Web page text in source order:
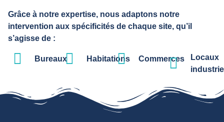
Grâce à notre expertise, nous adaptons notre
intervention aux spécificités de chaque site, qu’il
s’agisse de :
Bureaux Habitations Commerces
Locaux